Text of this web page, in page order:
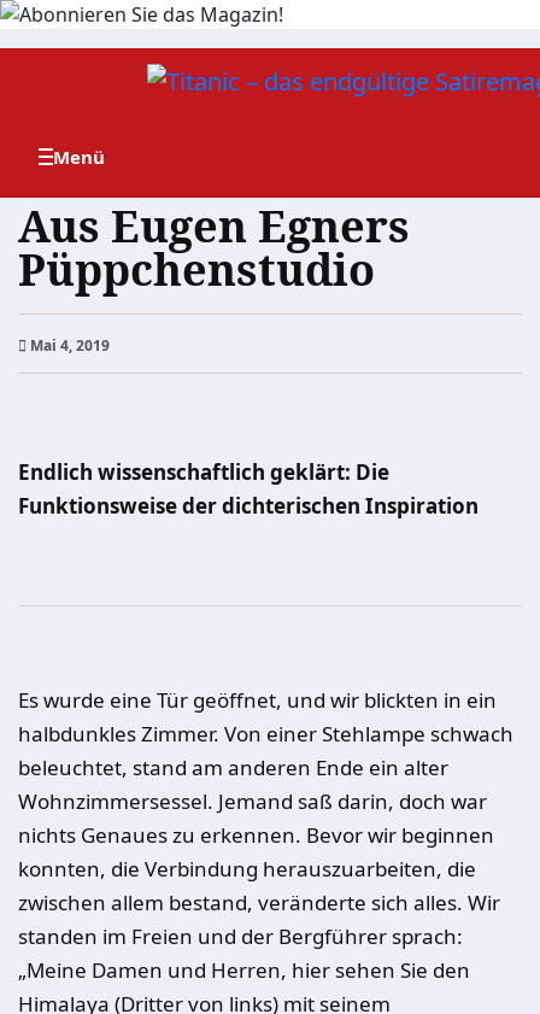
Zum
Aus Eugen Egners
Püppchenstudio
Mai 4, 2019
Endlich wissenschaftlich geklärt: Die
Funktionsweise der dichterischen Inspiration
Es wurde eine Tür geöffnet, und wir blickten in ein
halbdunkles Zimmer. Von einer Stehlampe schwach
beleuchtet, stand am anderen Ende ein alter
Wohnzimmersessel. Jemand saß darin, doch war
nichts Genaues zu erkennen. Bevor wir beginnen
konnten, die Verbindung herauszuarbeiten, die
zwischen allem bestand, veränderte sich alles. Wir
standen im Freien und der Bergführer sprach:
„Meine Damen und Herren, hier sehen Sie den
Himalaya (Dritter von links) mit seinem